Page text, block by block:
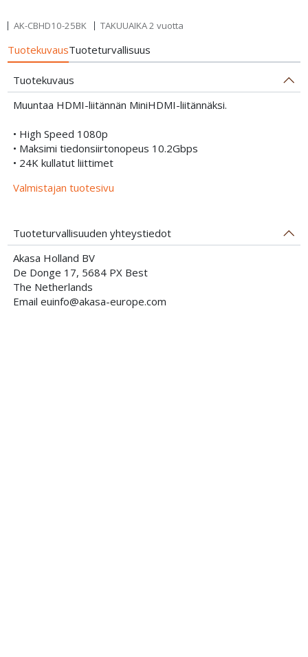
AK-CBHD10-25BK TAKUUAIKA 2 vuotta
TuotekuvausTuoteturvallisuus
Tuotekuvaus
Muuntaa HDMI-liitännän MiniHDMI-liitännäksi.
• High Speed 1080p
• Maksimi tiedonsiirtonopeus 10.2Gbps
• 24K kullatut liittimet
Valmistajan tuotesivu
Tuoteturvallisuuden yhteystiedot
Akasa Holland BV
De Donge 17, 5684 PX Best
The Netherlands
Email euinfo@akasa-europe.com